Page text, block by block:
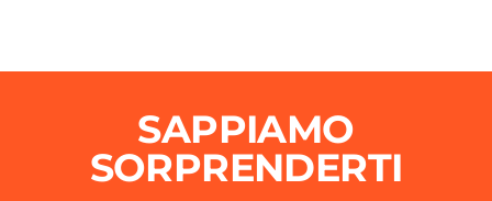
Foro TroppopienoSAPPIAMO
SORPRENDERTI